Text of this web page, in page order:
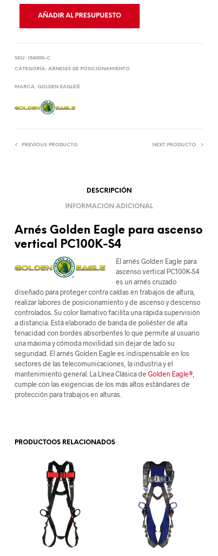
AÑADIR AL PRESUPUESTO
SKU: 154000-C
CATEGORÍA: ARNESES DE POSICIONAMIENTO
MARCA: GOLDEN EAGLE®
PREVIOUS PRODUCTO NEXT PRODUCTO
DESCRIPCIÓN
INFORMACIÓN ADICIONAL
Arnés Golden Eagle para ascenso
vertical PC100K-S4
El arnés Golden Eagle para
ascenso vertical PC100K-S4
es un arnés cruzado
diseñado para proteger contra caídas en trabajos de altura,
realizar labores de posicionamiento y de ascenso y descenso
controlados. Su color llamativo facilita una rápida supervisión
a distancia. Está elaborado de banda de poliéster de alta
tenacidad con bordes absorbentes lo que permite al usuario
una máxima y cómoda movilidad sin dejar de lado su
seguridad. El arnés Golden Eagle es indispensable en los
sectores de las telecomunicaciones, la industria y el
mantenimiento general. La Línea Clásica de Golden Eagle®
cumple con las exigencias de los más altos estándares de
protección para trabajos en alturas.
PRODUCTOOS RELACIONADOS